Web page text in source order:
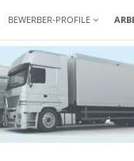
BEWERBER-PROFILE